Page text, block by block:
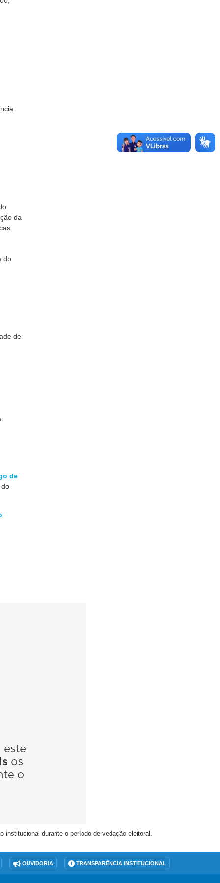
da
do
de
de
institucional durante o período de vedação eleitoral.
OUVIDORIA TRANSPARÊNCIA INSTITUCIONAL